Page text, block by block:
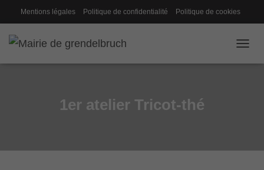
Mentions légales Politique de confidentialité Politique de cookies
1er atelier Tricot-thé